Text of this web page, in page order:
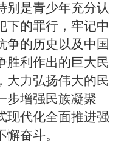
别是青少年充分认
下的罪行，牢记中
争的历史以及中国
胜利作出的巨大民
大力弘扬伟大的民
步增强民族凝聚
现代化全面推进强
奋斗。